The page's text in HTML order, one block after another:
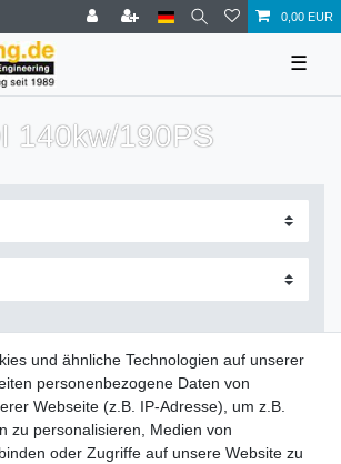
0,00 EUR
☰
140kw/190PS
und ähnliche Technologien auf unserer
personenbezogene Daten von
Webseite (z.B. IP-Adresse), um z.B.
zu personalisieren, Medien von
oder Zugriffe auf unsere Website zu